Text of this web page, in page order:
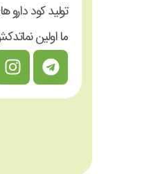
تولید کود
ما اولین